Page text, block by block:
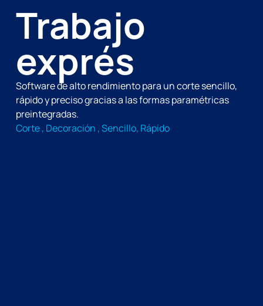
Trabajo
exprés
Software de alto rendimiento para un corte sencillo,
rápido y preciso gracias a las formas paramétricas
preintegradas.
Corte , Decoración , Sencillo, Rápido